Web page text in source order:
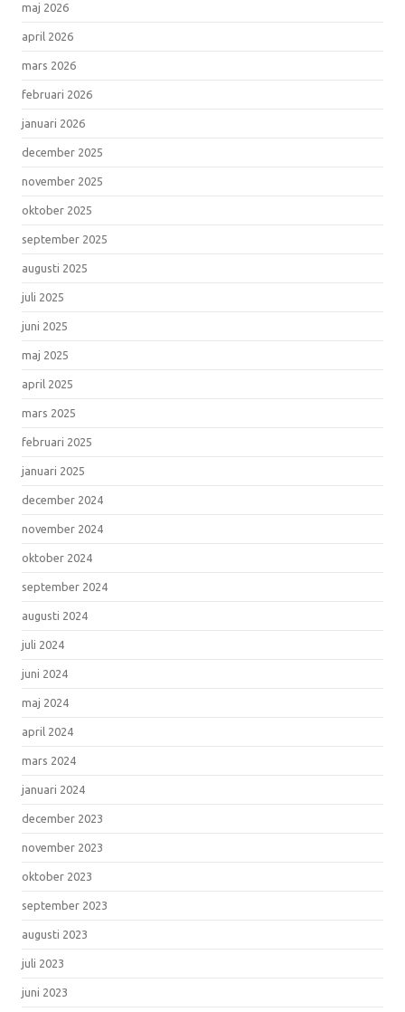
maj 2026
april 2026
mars 2026
februari 2026
januari 2026
december 2025
november 2025
oktober 2025
september 2025
augusti 2025
juli 2025
juni 2025
maj 2025
april 2025
mars 2025
februari 2025
januari 2025
december 2024
november 2024
oktober 2024
september 2024
augusti 2024
juli 2024
juni 2024
maj 2024
april 2024
mars 2024
januari 2024
december 2023
november 2023
oktober 2023
september 2023
augusti 2023
juli 2023
juni 2023